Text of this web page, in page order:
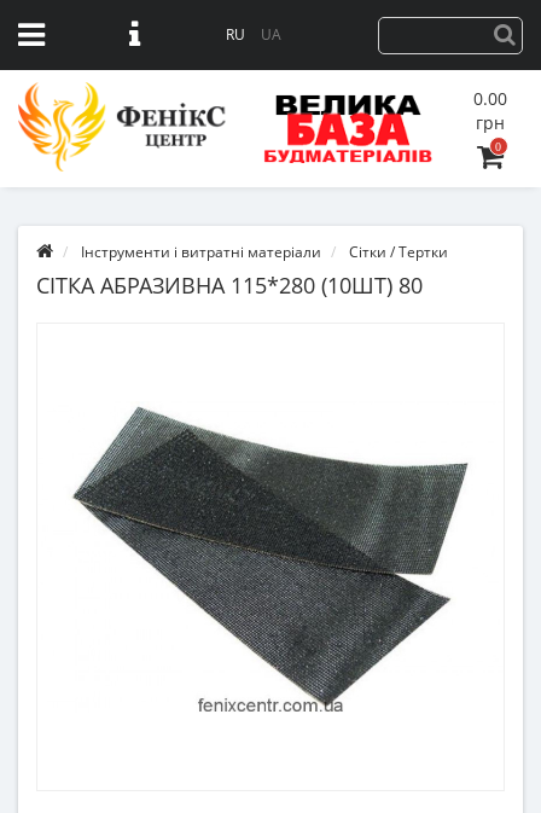
RU UA
0.00
грн
0
Інструменти і витратні матеріали Сітки / Тертки
СІТКА АБРАЗИВНА 115*280 (10ШТ) 80